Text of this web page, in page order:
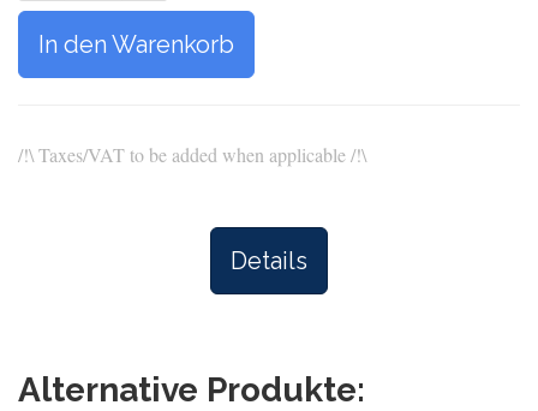
In den Warenkorb
/!\ Taxes/VAT to be added when applicable /!\
Details
Alternative Produkte: